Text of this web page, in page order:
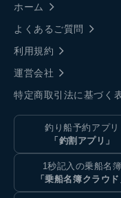
ホーム
よくあるご質問
利用規約
運営会社
特定商取引法に基づく
釣り船予約アプリ
「釣割アプリ」
1秒記入の乗船名簿
「乗船名簿クラウド